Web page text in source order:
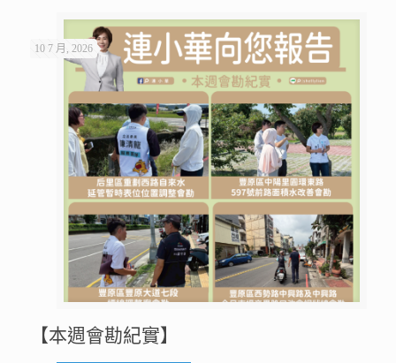
10 7 月, 2026
【本週會勘紀實】